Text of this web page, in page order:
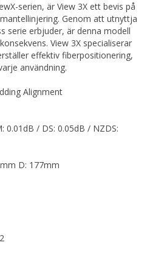
serien, är View 3X ett bevis på
Genom att utnyttja
serie erbjuder, är denna modell
View 3X specialiserar
effektiv fiberpositionering,
användning.
Alignment
0.01dB / DS: 0.05dB / NZDS:
D: 177mm